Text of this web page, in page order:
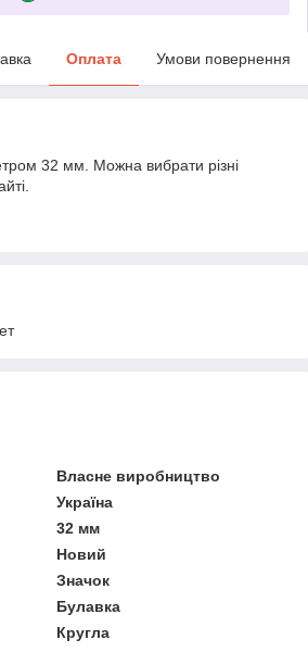
Оплата Умови повернення
32 мм. Можна вибрати різні
Власне виробництво
Україна
32 мм
Новий
Значок
Булавка
Кругла